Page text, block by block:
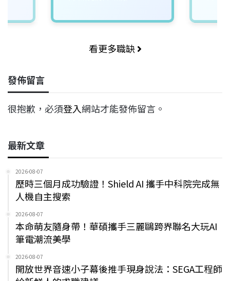
看更多職缺
發佈留言
很抱歉，必須登入網站才能發佈留言。
最新文章
2026-08-07
歷時三個月成功驗證！Shield AI 攜手中科院完成無
人機自主搜索
2026-08-07
本命萌友隨身帶！華碩攜手三麗鷗跨界聯名大玩AI
筆電潮流美學
2026-08-07
開放世界音速小子幕後推手現身說法：SEGA工程師